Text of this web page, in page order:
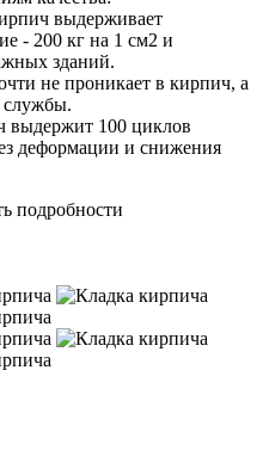
выдерживает
- 200 кг на 1 см2 и
зданий.
не проникает в кирпич, а
службы.
выдержит 100 циклов
деформации и снижения
подробности